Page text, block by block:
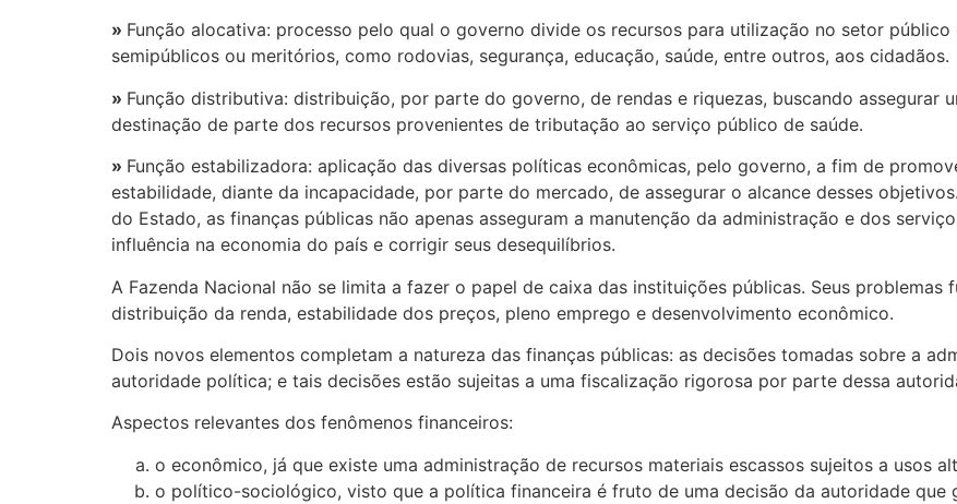
» Função alocativa: processo pelo qual o governo divide os recursos para utilização no setor
semipúblicos ou meritórios, como rodovias, segurança, educação, saúde, entre outros, aos cidadãos.
» Função distributiva: distribuição, por parte do governo, de rendas e riquezas, buscando assegurar
destinação de parte dos recursos provenientes de tributação ao serviço público de saúde.
» Função estabilizadora: aplicação das diversas políticas econômicas, pelo governo, a fim de
estabilidade, diante da incapacidade, por parte do mercado, de assegurar o alcance desses
do Estado, as finanças públicas não apenas asseguram a manutenção da administração e dos
influência na economia do país e corrigir seus desequilíbrios.
A Fazenda Nacional não se limita a fazer o papel de caixa das instituições públicas. Seus problemas
distribuição da renda, estabilidade dos preços, pleno emprego e desenvolvimento econômico.
Dois novos elementos completam a natureza das finanças públicas: as decisões tomadas sobre a
autoridade política; e tais decisões estão sujeitas a uma fiscalização rigorosa por parte dessa
Aspectos relevantes dos fenômenos financeiros:
o econômico, já que existe uma administração de recursos materiais escassos sujeitos a usos
o político-sociológico, visto que a política financeira é fruto de uma decisão da autoridade que